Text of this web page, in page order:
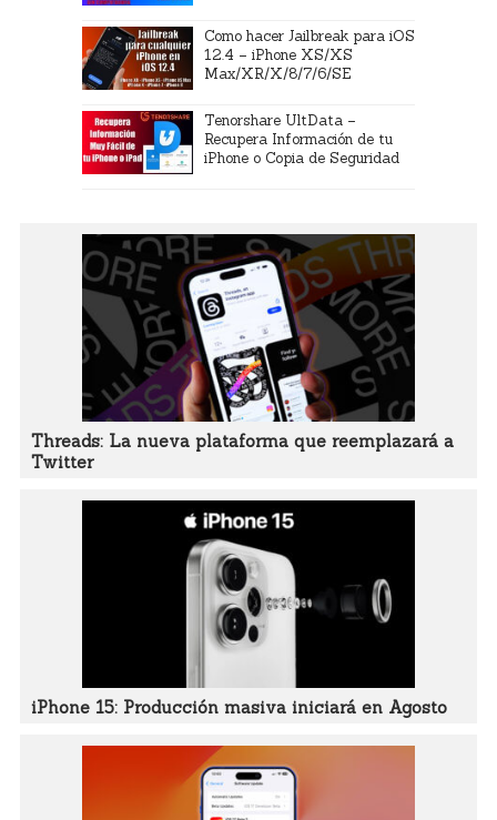
Como hacer Jailbreak para iOS
12.4 – iPhone XS/XS
Max/XR/X/8/7/6/SE
Tenorshare UltData –
Recupera Información de tu
iPhone o Copia de Seguridad
Threads: La nueva plataforma que reemplazará a
Twitter
iPhone 15: Producción masiva iniciará en Agosto